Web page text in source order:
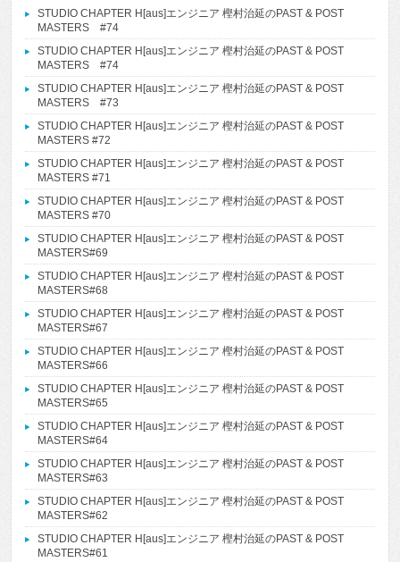
STUDIO CHAPTER H[aus]エンジニア 樫村治延のPAST & POST
MASTERS #74
STUDIO CHAPTER H[aus]エンジニア 樫村治延のPAST & POST
MASTERS #74
STUDIO CHAPTER H[aus]エンジニア 樫村治延のPAST & POST
MASTERS #73
STUDIO CHAPTER H[aus]エンジニア 樫村治延のPAST & POST
MASTERS #72
STUDIO CHAPTER H[aus]エンジニア 樫村治延のPAST & POST
MASTERS #71
STUDIO CHAPTER H[aus]エンジニア 樫村治延のPAST & POST
MASTERS #70
STUDIO CHAPTER H[aus]エンジニア 樫村治延のPAST & POST
MASTERS#69
STUDIO CHAPTER H[aus]エンジニア 樫村治延のPAST & POST
MASTERS#68
STUDIO CHAPTER H[aus]エンジニア 樫村治延のPAST & POST
MASTERS#67
STUDIO CHAPTER H[aus]エンジニア 樫村治延のPAST & POST
MASTERS#66
STUDIO CHAPTER H[aus]エンジニア 樫村治延のPAST & POST
MASTERS#65
STUDIO CHAPTER H[aus]エンジニア 樫村治延のPAST & POST
MASTERS#64
STUDIO CHAPTER H[aus]エンジニア 樫村治延のPAST & POST
MASTERS#63
STUDIO CHAPTER H[aus]エンジニア 樫村治延のPAST & POST
MASTERS#62
STUDIO CHAPTER H[aus]エンジニア 樫村治延のPAST & POST
MASTERS#61